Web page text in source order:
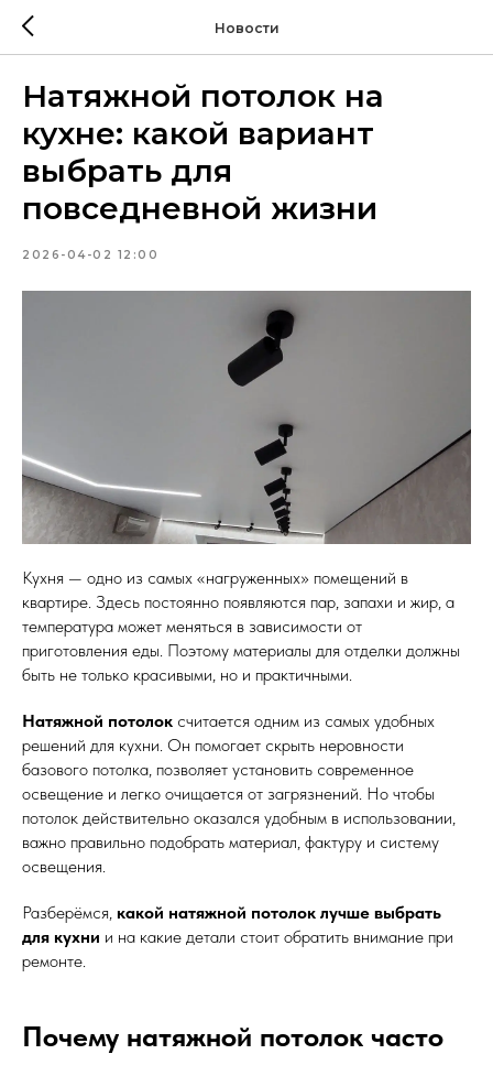
Новости
Натяжной потолок на
кухне: какой вариант
выбрать для
повседневной жизни
2026-04-02 12:00
Кухня — одно из самых «нагруженных» помещений в
квартире. Здесь постоянно появляются пар, запахи и жир, а
температура может меняться в зависимости от
приготовления еды. Поэтому материалы для отделки должны
быть не только красивыми, но и практичными.
Натяжной потолок считается одним из самых удобных
решений для кухни. Он помогает скрыть неровности
базового потолка, позволяет установить современное
освещение и легко очищается от загрязнений. Но чтобы
потолок действительно оказался удобным в использовании,
важно правильно подобрать материал, фактуру и систему
освещения.
Разберёмся, какой натяжной потолок лучше выбрать
для кухни и на какие детали стоит обратить внимание при
ремонте.
Почему натяжной потолок часто